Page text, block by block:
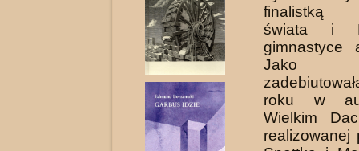
finalistką
świata i
gimnastyce
Jako
roku w
Wielkim
realizowanej